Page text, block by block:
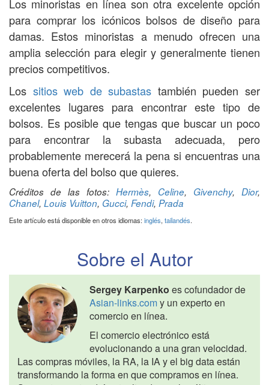
Los minoristas en línea son otra excelente opción
para comprar los icónicos bolsos de diseño para
damas. Estos minoristas a menudo ofrecen una
amplia selección para elegir y generalmente tienen
precios competitivos.
Los sitios web de subastas también pueden ser
excelentes lugares para encontrar este tipo de
bolsos. Es posible que tengas que buscar un poco
para encontrar la subasta adecuada, pero
probablemente merecerá la pena si encuentras una
buena oferta del bolso que quieres.
Créditos de las fotos: Hermès, Celine, Givenchy, Dior,
Chanel, Louis Vuitton, Gucci, Fendi, Prada
Este artículo está disponible en otros idiomas:inglés, tailandés.
Sobre el Autor
Sergey Karpenko es cofundador de
Asian-links.comy un experto en
comercio en línea.
El comercio electrónico está
evolucionando a una gran velocidad.
Las compras móviles, la RA, la IA y el big data están
transformando la forma en que compramos en línea.